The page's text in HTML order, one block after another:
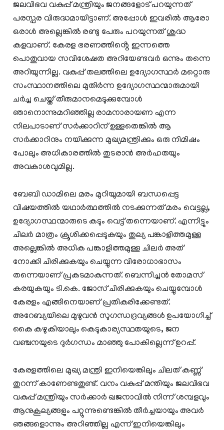
ജലവിഭവ വകുപ്പ് മന്ത്രിയും ജനങ്ങളോട് പറയുന്നത്
പരസ്പര വിരുദ്ധമായിട്ടാണ്. അപ്പോൾ ഇവരിൽ ആരോ
ഒരാൾ അല്ലെങ്കിൽ രണ്ടു പേരും പറയുന്നത് ശുദ്ധ
കളവാണ്. കേരള ഭരണത്തിൻ്റെ ഇന്നത്തെ
പൊതുവായ സവിശേഷത അറിയേണ്ടവർ ഒന്നും തന്നെ
അറിയുന്നില്ല. വകുപ്പ് തലത്തിലെ ഉദ്യോഗസ്ഥർ മറ്റൊരു
സംസ്ഥാനത്തിലെ മുതിർന്ന ഉദ്യോഗസ്ഥന്മാരുമായി
ചർച്ച ചെയ്ത് തീരുമാനമെടുക്കുമ്പോൾ
ഞാനൊന്നുമറിഞ്ഞില്ല രാമനാരായണ എന്ന
നിലപാടാണ് സർക്കാറിന് ഉള്ളതെങ്കിൽ ആ
സർക്കാറിനും നയിക്കുന്ന മുഖ്യമന്ത്രിക്കും ഒരു നിമിഷം
പോലും അധികാരത്തിൽ തുടരാൻ അർഹതയും
അവകാശവുമില്ല.
ബേബി ഡാമിലെ മരം മുറിയുമായി ബന്ധപ്പെട്ട
വിഷയത്തിൽ യഥാർത്ഥത്തിൽ നടക്കുന്നത് മരം വെട്ടല്ല,
ഉദ്യോഗസ്ഥന്മാരുടെ കടും വെട്ട് തന്നെയാണ്. എന്നിട്ടും
ചിലർ മാത്രം ക്രൂശിക്കപ്പെടുകയും തുല്യ പങ്കാളിത്തമുള്ള
അല്ലെങ്കിൽ അധിക പങ്കാളിത്തമുള്ള ചിലർ അത്
നോക്കി ചിരിക്കുകയും ചെയ്യുന്ന വിരോധാഭാസം
തന്നെയാണ് പ്രകടമാകുന്നത്. ബെന്നിച്ചൻ തോമസ്
കരയുകയും ടി.കെ. ജോസ് ചിരിക്കുകയും ചെയ്യുമ്പോൾ
കേരളം എങ്ങിനെയാണ് പ്രതികരിക്കേണ്ടത്.
അറേബ്യയിലെ മുഴുവൻ സുഗന്ധദ്രവ്യങ്ങൾ ഉപയോഗിച്ച്
കൈ കഴുകിയാലും കെടുകാര്യസ്ഥതയുടെ, ജന
വഞ്ചനയുടെ ദുർഗന്ധം മാഞ്ഞു പോകില്ലെന്ന് ഉറപ്പ്.
കേരളത്തിലെ മുഖ്യ മന്ത്രി ഇനിയെങ്കിലും ചിലത് കണ്ണ്
തുറന്ന് കാണേണ്ടതുണ്ട്. വനം വകുപ്പ് മന്തിയും ജലവിഭവ
വകുപ്പ് മന്ത്രിയും സർക്കാർ ഖജനാവിൽ നിന്ന് ശമ്പളവും
ആനുകൂല്യങ്ങളും പറ്റുന്നുണ്ടെങ്കിൽ തീർച്ചയായും അവർ
ഞങ്ങളൊന്നും അറിഞ്ഞില്ല എന്ന് ഇനിയെങ്കിലും